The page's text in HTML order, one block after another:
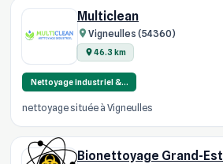
Multiclean
Vigneulles (54360)
46.3 km
Nettoyage industriel &…
nettoyage située à Vigneulles
Bionettoyage Grand-Est